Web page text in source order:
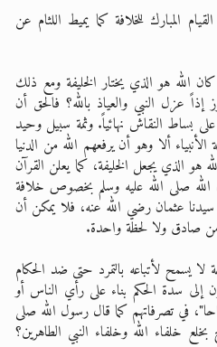
المبارك للخلافة كما يميط اللثام عن
الله هو الذي يختار الخليفة ومع ذلك
عزل النبي والعياذ بالله؟ فالحق أن
بساط النقاش نهائياً. وثمة سبيل وحيد
ألا وهو أن يرفعهم الله من الدنيا
هو الذي يجعل الخليفة، كما يعلن القرآن
صلى الله عليه وسلم بخصوص خلافة
عثمان رضي الله عنه، فلا يمكن أن
صادق ولا لحظة واحدة.
يسمح لأتباعه بالتمرد حتى ضد الحكام
إلى سدة الحكم بناء على رأي الناس أو
في تصرفاتهم كما قال رسول الله صلى
خلفاء الله وخلفاء النبي الطاهرين؟